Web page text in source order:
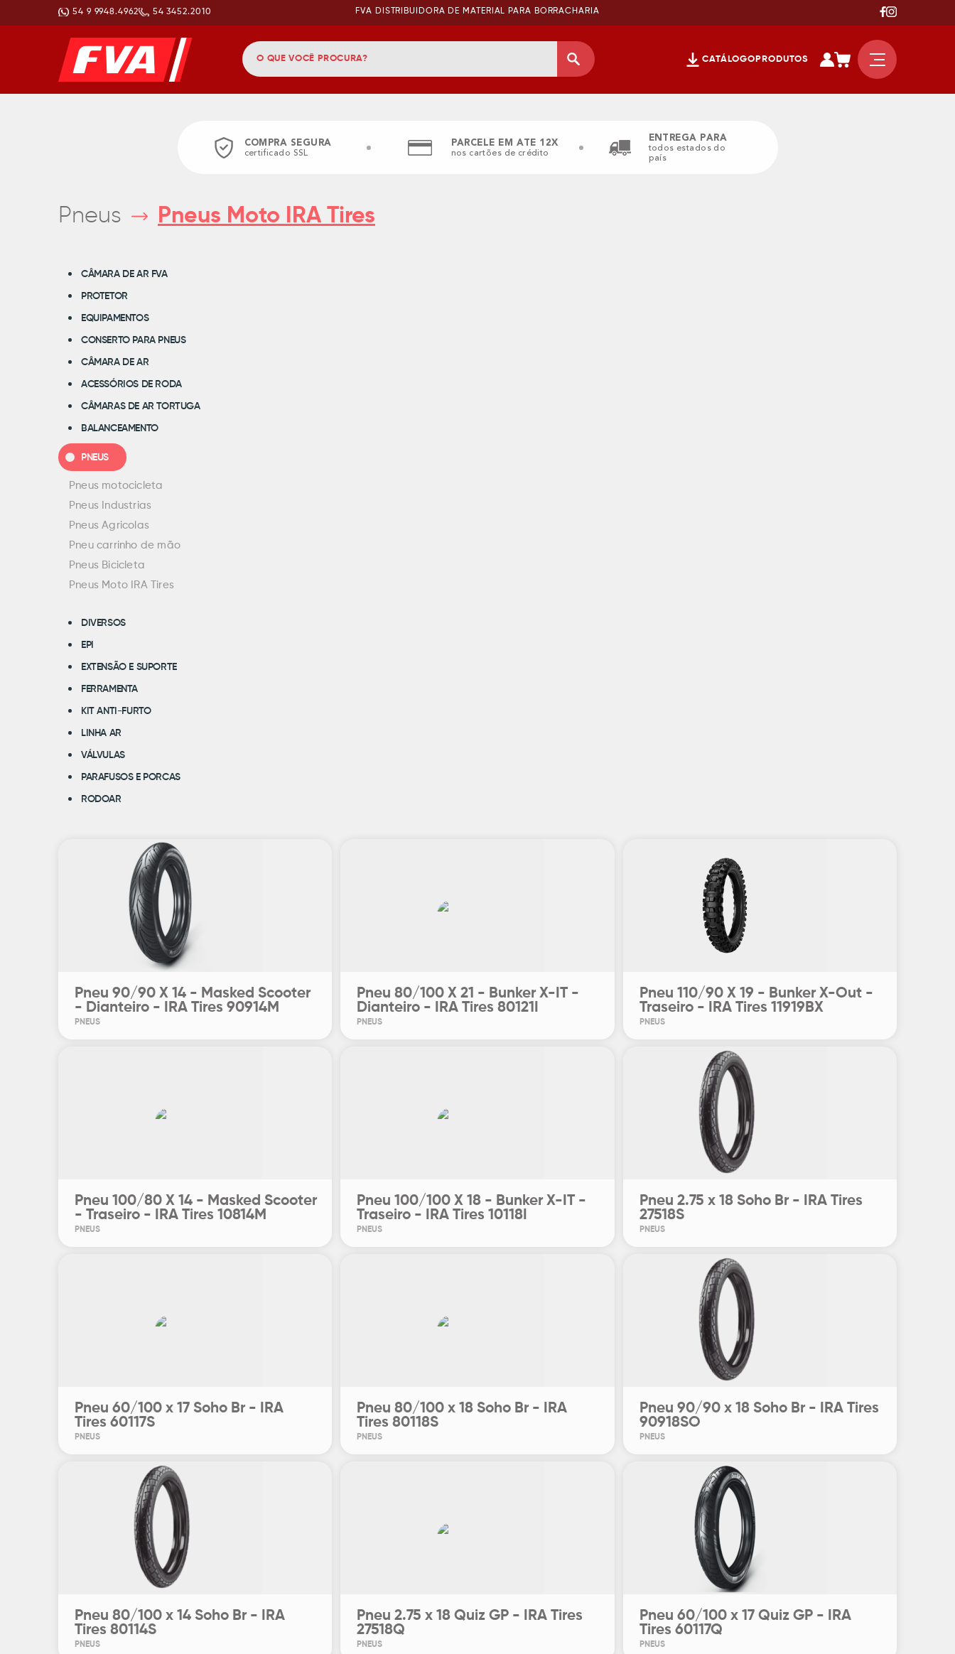
54 9 9948.4962 54 3452.2010 FVA DISTRIBUIDORA DE MATERIAL PARA BORRACHARIA
CATÁLOGO PRODUTOS
COMPRA SEGURA
certificado SSL
PARCELE EM ATE 12X
nos cartões de crédito
ENTREGA PARA
todos estados do
país
Pneus Pneus Moto IRA Tires
CÂMARA DE AR FVA
PROTETOR
EQUIPAMENTOS
CONSERTO PARA PNEUS
CÂMARA DE AR
ACESSÓRIOS DE RODA
CÂMARAS DE AR TORTUGA
BALANCEAMENTO
PNEUS
Pneus motocicleta
Pneus Industrias
Pneus Agricolas
Pneu carrinho de mão
Pneus Bicicleta
Pneus Moto IRA Tires
DIVERSOS
EPI
EXTENSÃO E SUPORTE
FERRAMENTA
KIT ANTI-FURTO
LINHA AR
VÁLVULAS
PARAFUSOS E PORCAS
RODOAR
Pneu 90/90 X 14 - Masked Scooter
- Dianteiro - IRA Tires 90914M
PNEUS
Pneu 80/100 X 21 - Bunker X-IT -
Dianteiro - IRA Tires 80121I
PNEUS
Pneu 110/90 X 19 - Bunker X-Out -
Traseiro - IRA Tires 11919BX
PNEUS
Pneu 100/80 X 14 - Masked Scooter
- Traseiro - IRA Tires 10814M
PNEUS
Pneu 100/100 X 18 - Bunker X-IT -
Traseiro - IRA Tires 10118I
PNEUS
Pneu 2.75 x 18 Soho Br - IRA Tires
27518S
PNEUS
Pneu 60/100 x 17 Soho Br - IRA
Tires 60117S
PNEUS
Pneu 80/100 x 18 Soho Br - IRA
Tires 80118S
PNEUS
Pneu 90/90 x 18 Soho Br - IRA Tires
90918SO
PNEUS
Pneu 80/100 x 14 Soho Br - IRA
Tires 80114S
PNEUS
Pneu 2.75 x 18 Quiz GP - IRA Tires
27518Q
PNEUS
Pneu 60/100 x 17 Quiz GP - IRA
Tires 60117Q
PNEUS